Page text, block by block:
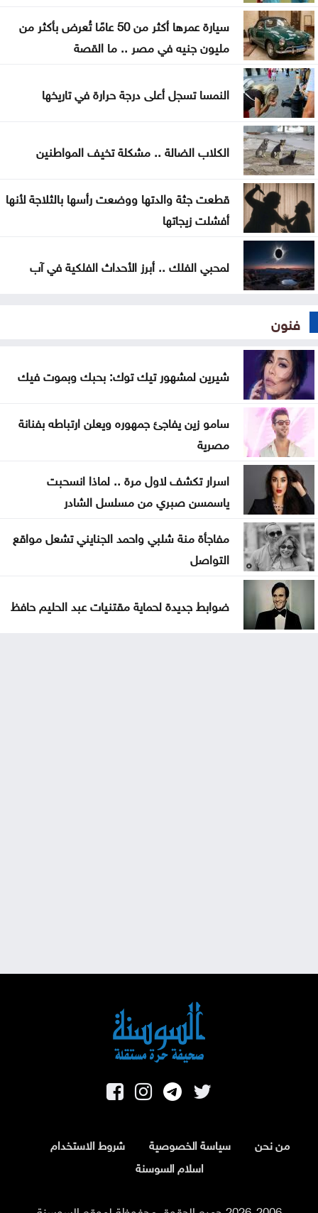
دورة تدريبية بمركز البحوث الدوائية والتشخيصية في
عمان الاهلية حول الهندسة الطبية الحيوية
سيارة عمرها أكثر من 50 عامًا تُعرض بأكثر من
مليون جنيه في مصر .. ما القصة
النمسا تسجل أعلى درجة حرارة في تاريخها
الكلاب الضالة .. مشكلة تخيف المواطنين
قطعت جثة والدتها ووضعت رأسها بالثلاجة لأنها
أفشلت زيجاتها
لمحبي الفلك .. أبرز الأحداث الفلكية في آب
فنون
شيرين لمشهور تيك توك: بحبك وبموت فيك
سامو زين يفاجئ جمهوره ويعلن ارتباطه بفنانة
مصرية
اسرار تكشف لاول مرة .. لماذا انسحبت
ياسمسن صبري من مسلسل الشادر
مفاجأة منة شلبي واحمد الجنايني تشعل مواقع
التواصل
ضوابط جديدة لحماية مقتنيات عبد الحليم حافظ
من نحن سياسة الخصوصية
شروط الاستخدام
اسلام السوسنة